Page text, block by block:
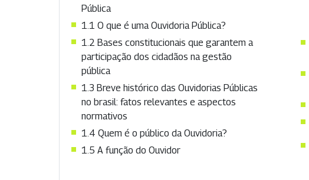
Pública
1.1 O que é uma Ouvidoria Pública?
1.2 Bases constitucionais que garantem a
participação dos cidadãos na gestão
pública
1.3 Breve histórico das Ouvidorias Públicas
no brasil: fatos relevantes e aspectos
normativos
1.4 Quem é o público da Ouvidoria?
1.5 A função do Ouvidor